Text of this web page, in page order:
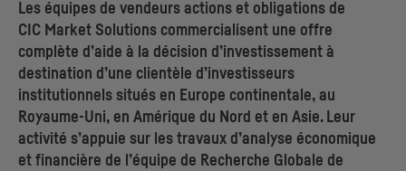
Les équipes de vendeurs actions et obligations de
CIC Market Solutions commercialisent une offre
complète d’aide à la décision d’investissement à
destination d’une clientèle d’investisseurs
institutionnels situés en Europe continentale, au
Royaume-Uni, en Amérique du Nord et en Asie. Leur
activité s’appuie sur les travaux d’analyse économique
et financière de l’équipe de Recherche Globale de